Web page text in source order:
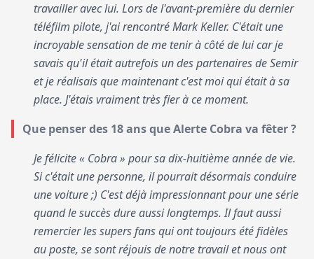
travailler avec lui. Lors de l'avant-première du dernier
téléfilm pilote, j'ai rencontré Mark Keller. C'était une
incroyable sensation de me tenir à côté de lui car je
savais qu'il était autrefois un des partenaires de Semir
et je réalisais que maintenant c'est moi qui était à sa
place. J'étais vraiment très fier à ce moment.
Que penser des 18 ans que Alerte Cobra va fêter ?
Je félicite « Cobra » pour sa dix-huitième année de vie.
Si c'était une personne, il pourrait désormais conduire
une voiture ;) C'est déjà impressionnant pour une série
quand le succès dure aussi longtemps. Il faut aussi
remercier les supers fans qui ont toujours été fidèles
au poste, se sont réjouis de notre travail et nous ont